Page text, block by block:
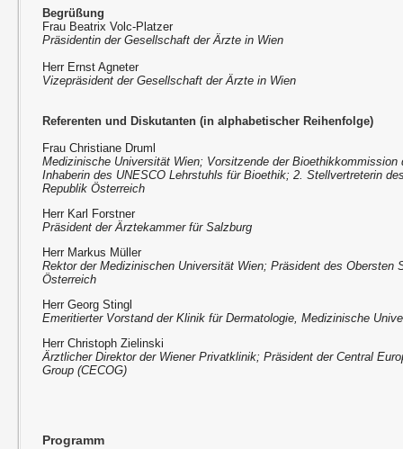
Begrüßung
Frau Beatrix Volc-Platzer
Präsidentin der Gesellschaft der Ärzte in Wien
Herr Ernst Agneter
Vizepräsident der Gesellschaft der Ärzte in Wien
Referenten und Diskutanten (in alphabetischer Reihenfolge)
Frau Christiane Druml
Medizinische Universität Wien; Vorsitzende der Bioethikkommission
Inhaberin des UNESCO Lehrstuhls für Bioethik; 2. Stellvertreterin
Republik Österreich
Herr Karl Forstner
Präsident der Ärztekammer für Salzburg
Herr Markus Müller
Rektor der Medizinischen Universität Wien; Präsident des Obersten
Österreich
Herr Georg Stingl
Emeritierter Vorstand der Klinik für Dermatologie, Medizinische
Herr Christoph Zielinski
Ärztlicher Direktor der Wiener Privatklinik; Präsident der Central
Group (CECOG)
Programm